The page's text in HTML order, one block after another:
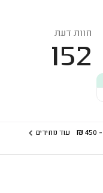
חוות דעת
152
₪ עוד מחירים